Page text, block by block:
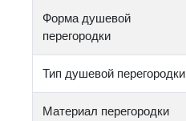
Форма душевой
перегородки
Тип душевой перегородки
Материал перегородки